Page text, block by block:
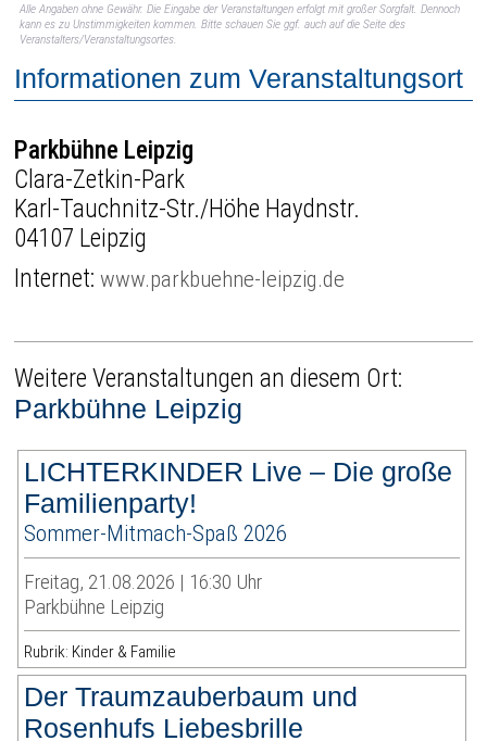
Alle Angaben ohne Gewähr. Die Eingabe der Veranstaltungen erfolgt mit großer Sorgfalt. Dennoch
kann es zu Unstimmigkeiten kommen. Bitte schauen Sie ggf. auch auf die Seite des
Veranstalters/Veranstaltungsortes.
Informationen zum Veranstaltungsort
Parkbühne Leipzig
Clara-Zetkin-Park
Karl-Tauchnitz-Str./Höhe Haydnstr.
04107 Leipzig
Internet:www.parkbuehne-leipzig.de
Weitere Veranstaltungen an diesem Ort:
Parkbühne Leipzig
LICHTERKINDER Live – Die große
Familienparty!
Sommer-Mitmach-Spaß 2026
Freitag, 21.08.2026 | 16:30 Uhr
Parkbühne Leipzig
Rubrik: Kinder & Familie
Der Traumzauberbaum und
Rosenhufs Liebesbrille